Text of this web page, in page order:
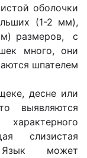
оболочки
(1-2 мм),
размеров, с
много, они
шпателем
десне или
выявляются
слизистая
может